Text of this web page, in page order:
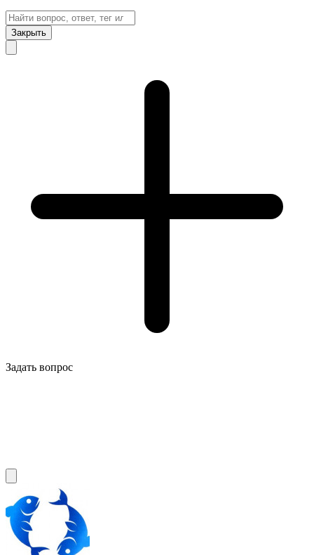
Закрыть
Задать вопрос